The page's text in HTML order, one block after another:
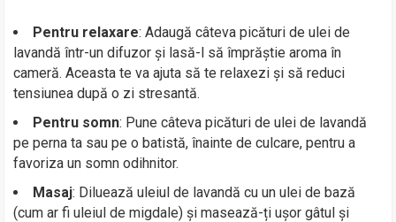
Pentru relaxare: Adaugă câteva picături de ulei de
lavandă într-un difuzor și lasă-l să împrăștie aroma în
cameră. Aceasta te va ajuta să te relaxezi și să reduci
tensiunea după o zi stresantă.
Pentru somn: Pune câteva picături de ulei de lavandă
pe perna ta sau pe o batistă, înainte de culcare, pentru a
favoriza un somn odihnitor.
Masaj: Diluează uleiul de lavandă cu un ulei de bază
(cum ar fi uleiul de migdale) și masează-ți ușor gâtul și